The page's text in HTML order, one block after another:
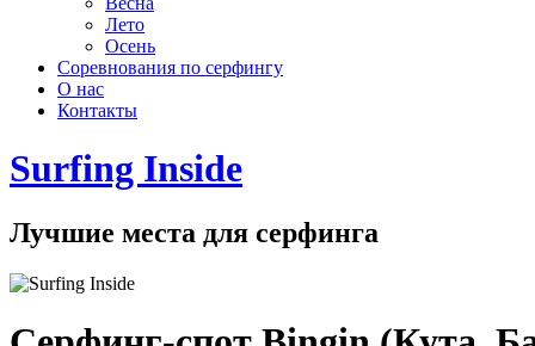
Лето
Осень
Соревнования по серфингу
О нас
Контакты
Surfing Inside
Лучшие места для серфинга